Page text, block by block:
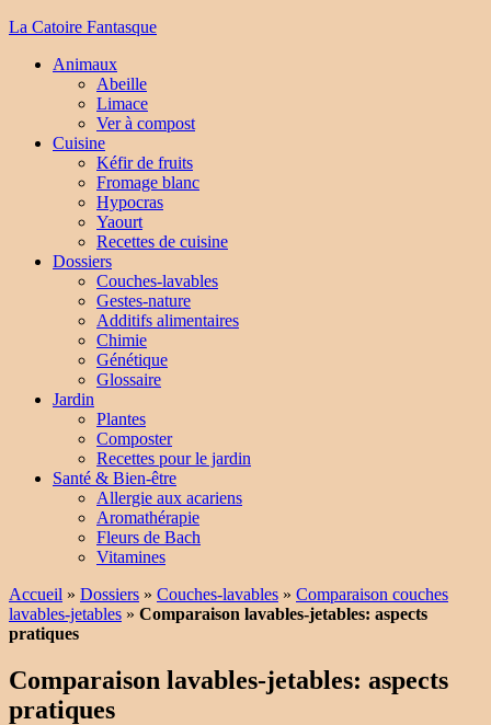
La Catoire Fantasque
Animaux
Abeille
Limace
Ver à compost
Cuisine
Kéfir de fruits
Fromage blanc
Hypocras
Yaourt
Recettes de cuisine
Dossiers
Couches-lavables
Gestes-nature
Additifs alimentaires
Chimie
Génétique
Glossaire
Jardin
Plantes
Composter
Recettes pour le jardin
Santé & Bien-être
Allergie aux acariens
Aromathérapie
Fleurs de Bach
Vitamines
Accueil » Dossiers » Couches-lavables » Comparaison couches
lavables-jetables » Comparaison lavables-jetables: aspects
pratiques
Comparaison lavables-jetables: aspects
pratiques